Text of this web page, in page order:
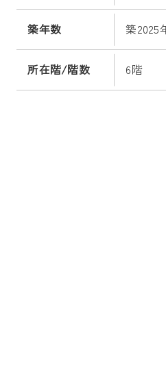
築年数 築2025
所在階/階数 6階